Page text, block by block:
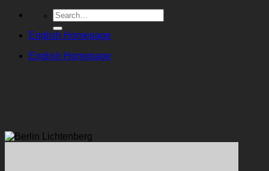
English Homepage
English Homepage